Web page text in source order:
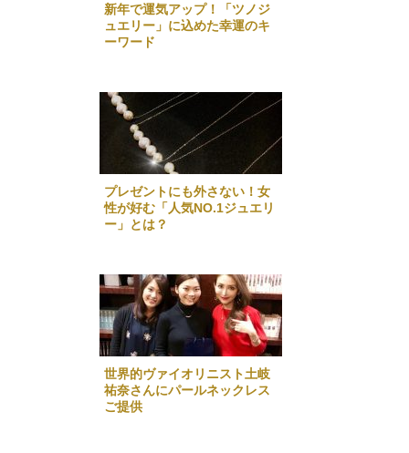
新年で運気アップ！「ツノジ
ュエリー」に込めた幸運のキ
ーワード
プレゼントにも外さない！女
性が好む「人気NO.1ジュエリ
ー」とは？
世界的ヴァイオリニスト土岐
祐奈さんにパールネックレス
ご提供